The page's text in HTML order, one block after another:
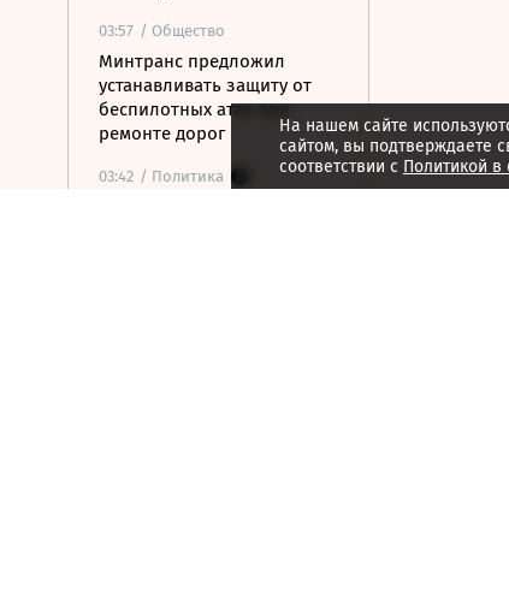
03:57 / Общество
Минтранс предложил
устанавливать защиту от
беспилотных атак при
ремонте дорог
03:42 / Политика
На нашем сайте
сайтом, вы подтверждаете
соответствии с Политикой